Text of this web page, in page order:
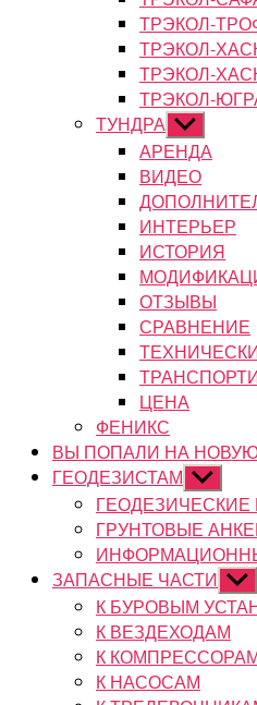
ТРЭКОЛ-
ТРЭКОЛ-
ТРЭКОЛ-
ТРЭКОЛ-
ТУНДРА Показывать
подменю
АРЕНДА
ВИДЕО
ИНТЕРЬЕР
ИСТОРИЯ
ОТЗЫВЫ
СРАВНЕНИЕ
ЦЕНА
ФЕНИКС
ВЫ ПОПАЛИ НА
ГЕОДЕЗИСТАМ Показывать
подменю
ГЕОДЕЗИЧЕСКИЕ
ГРУНТОВЫЕ
ЗАПАСНЫЕ ЧАСТИ
К БУРОВЫМ
К ВЕЗДЕХОДАМ
К
К НАСОСАМ